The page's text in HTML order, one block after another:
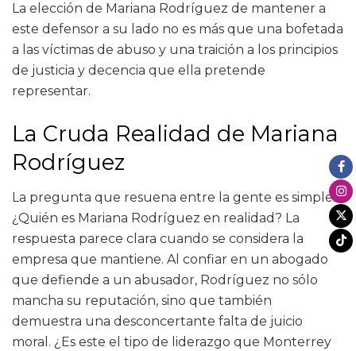
La elección de Mariana Rodríguez de mantener a
este defensor a su lado no es más que una bofetada
a las víctimas de abuso y una traición a los principios
de justicia y decencia que ella pretende
representar.
La Cruda Realidad de Mariana
Rodríguez
La pregunta que resuena entre la gente es simple:
¿Quién es Mariana Rodríguez en realidad? La
respuesta parece clara cuando se considera la
empresa que mantiene. Al confiar en un abogado
que defiende a un abusador, Rodríguez no sólo
mancha su reputación, sino que también
demuestra una desconcertante falta de juicio
moral. ¿Es este el tipo de liderazgo que Monterrey